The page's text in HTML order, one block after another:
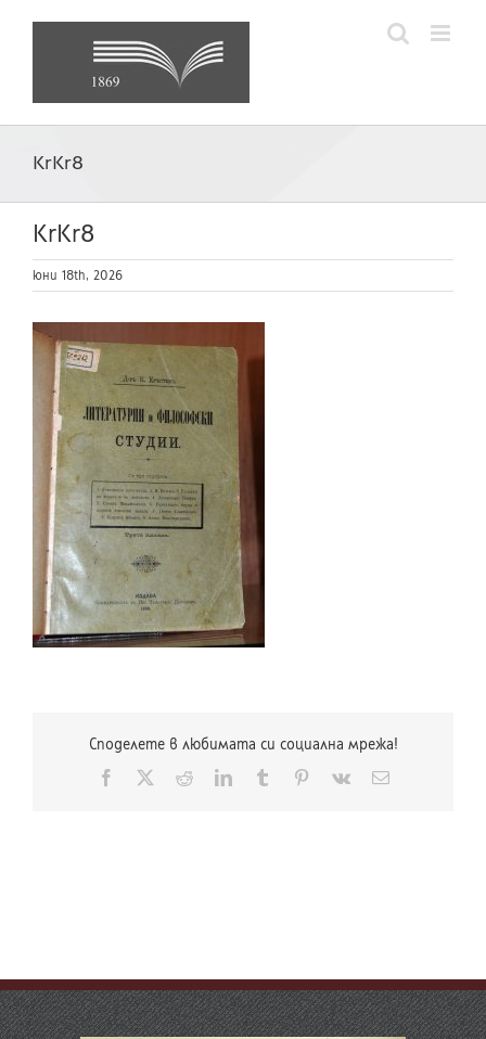
KrKr8
KrKr8
юни 18th, 2026
Споделете в любимата си социална мрежа!
Facebook RedditLinkedInTumblr Pinterest
Vk
Електронна